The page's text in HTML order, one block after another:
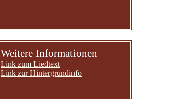
Weitere Informationen
Link zum Liedtext
Link zur Hintergrundinfo